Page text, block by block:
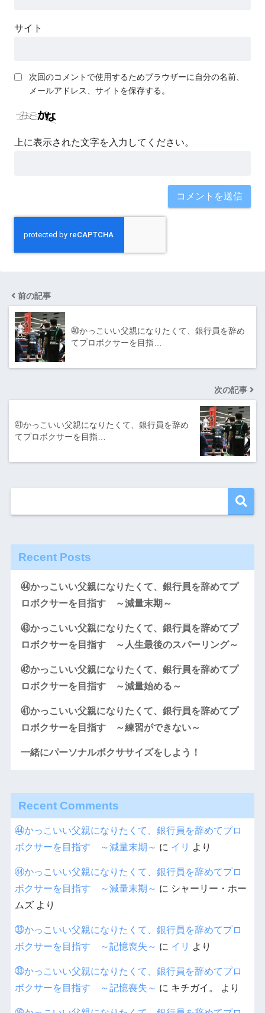
サイト
次回のコメントで使用するためブラウザーに自分の名前、
メールアドレス、サイトを保存する。
上に表示された文字を入力してください。
前の記事
㊵かっこいい父親になりたくて、銀行員を辞め
てプロボクサーを目指…
次の記事
㊶かっこいい父親になりたくて、銀行員を辞め
てプロボクサーを目指…
Recent Posts
㊹かっこいい父親になりたくて、銀行員を辞めてプ
ロボクサーを目指す ～減量末期～
㊸かっこいい父親になりたくて、銀行員を辞めてプ
ロボクサーを目指す ～人生最後のスパーリング～
㊷かっこいい父親になりたくて、銀行員を辞めてプ
ロボクサーを目指す ～減量始める～
㊶かっこいい父親になりたくて、銀行員を辞めてプ
ロボクサーを目指す ～練習ができない～
一緒にパーソナルボクササイズをしよう！
Recent Comments
㊹かっこいい父親になりたくて、銀行員を辞めてプロ
ボクサーを目指す ～減量末期～ に イリ より
㊹かっこいい父親になりたくて、銀行員を辞めてプロ
ボクサーを目指す ～減量末期～ に シャーリー・ホー
ムズより
㉝かっこいい父親になりたくて、銀行員を辞めてプロ
ボクサーを目指す ～記憶喪失～ に イリ より
㉝かっこいい父親になりたくて、銀行員を辞めてプロ
ボクサーを目指す ～記憶喪失～ に キチガイ。 より